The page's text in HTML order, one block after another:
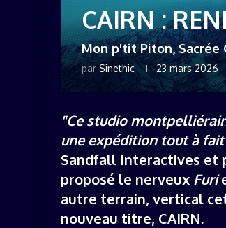
CAIRN :
Mon p'tit Piton, Sacrée
parSinethic 23 mars 2026
"Ce studio
une expédition tout à
Sandfall Interactives et
proposé le nerveux Furi
autre terrain, vertical
nouveau titre, CAIRN.